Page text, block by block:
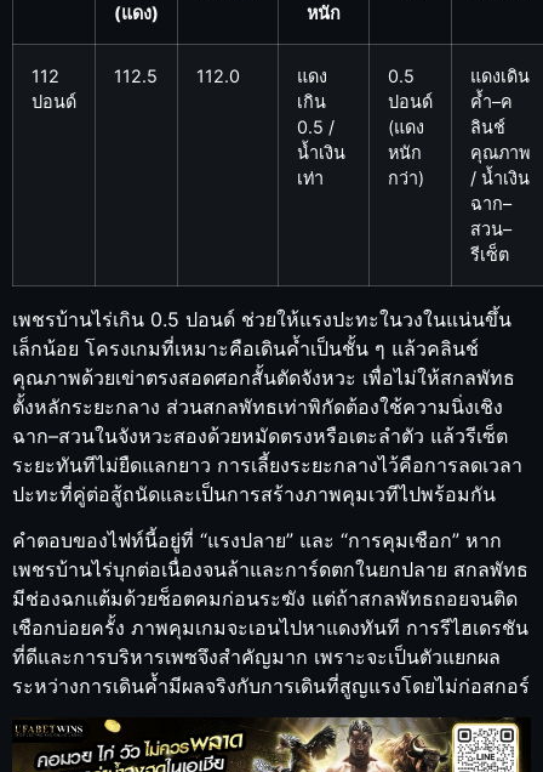
(แดง)
หนัก
112
ปอนด์
112.5 112.0
แดง
เกิน
0.5 /
น้ำเงิน
เท่า
0.5
ปอนด์
(แดง
หนัก
กว่า)
แดงเดิน
ค้ำ–ค
ลินช์
คุณภาพ
/ น้ำเงิน
ฉาก–
สวน–
รีเซ็ต
เพชรบ้านไร่เกิน 0.5 ปอนด์ ช่วยให้แรงปะทะในวงในแน่นขึ้น
เล็กน้อย โครงเกมที่เหมาะคือเดินค้ำเป็นชั้น ๆ แล้วคลินช์
คุณภาพด้วยเข่าตรงสอดศอกสั้นตัดจังหวะ เพื่อไม่ให้สกลพัทธ
ตั้งหลักระยะกลาง ส่วนสกลพัทธเท่าพิกัดต้องใช้ความนิ่งเชิง
ฉาก–สวนในจังหวะสองด้วยหมัดตรงหรือเตะลำตัว แล้วรีเซ็ต
ระยะทันทีไม่ยืดแลกยาว การเลี้ยงระยะกลางไว้คือการลดเวลา
ปะทะที่คู่ต่อสู้ถนัดและเป็นการสร้างภาพคุมเวทีไปพร้อมกัน
คำตอบของไฟท์นี้อยู่ที่ “แรงปลาย” และ “การคุมเชือก” หาก
เพชรบ้านไร่บุกต่อเนื่องจนล้าและการ์ดตกในยกปลาย สกลพัทธ
มีช่องฉกแต้มด้วยช็อตคมก่อนระฆัง แต่ถ้าสกลพัทธถอยจนติด
เชือกบ่อยครั้ง ภาพคุมเกมจะเอนไปหาแดงทันที การรีไฮเดรชัน
ที่ดีและการบริหารเพซจึงสำคัญมาก เพราะจะเป็นตัวแยกผล
ระหว่างการเดินค้ำมีผลจริงกับการเดินที่สูญแรงโดยไม่ก่อสกอร์